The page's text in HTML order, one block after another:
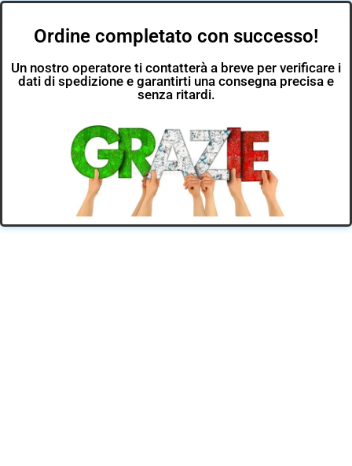
Ordine completato con successo!
Un nostro operatore ti contatterà a breve per verificare i
dati di spedizione e garantirti una consegna precisa e
senza ritardi.